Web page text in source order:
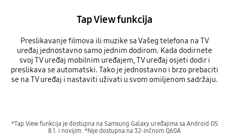
Tap View funkcija
Preslikavanje filmova ili muzike sa Vašeg telefona na TV
uređaj jednostavno samo jednim dodirom. Kada dodirnete
svoj TV uređaj mobilnim uređajem, TV uređaj osjeti dodir i
preslikava se automatski. Tako je jednostavno i brzo prebaciti
se na TV uređaj i nastaviti uživati u svom omiljenom sadržaju.
*Tap View funkcija je dostupna na Samsung Galaxy uređajima sa Android OS
8.1. i novijim. *Nije dostupna na 32-inčnom Q60A